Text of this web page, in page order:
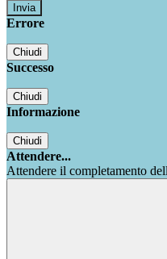
Errore
Chiudi
Successo
Chiudi
Informazione
Chiudi
Attendere...
Attendere il completamento